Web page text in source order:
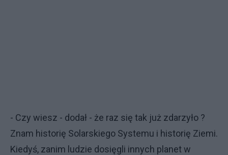
- Czy wiesz - dodał - że raz się tak już zdarzyło ?
Znam historię Solarskiego Systemu i historię Ziemi.
Kiedyś, zanim ludzie dosięgli innych planet w